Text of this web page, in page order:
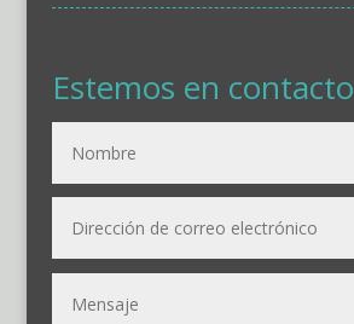
Estemos en contacto